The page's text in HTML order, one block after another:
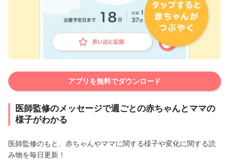
アプリを無料でダウンロード
医師監修のメッセージで週ごとの赤ちゃんとママの
様子がわかる
医師監修のもと、赤ちゃんやママに関する様子や変化に関する読
み物を毎日更新！